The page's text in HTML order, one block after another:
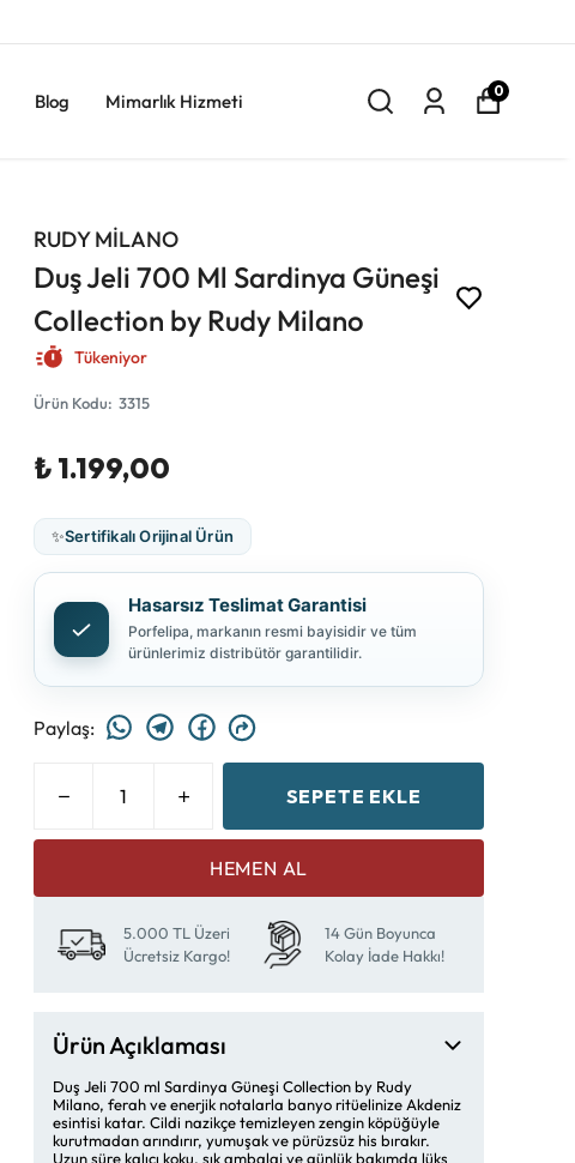
Blog Mimarlık Hizmeti 0
RUDY MİLANO
Duş Jeli 700 Ml Sardinya Güneşi
Collection by Rudy Milano
Tükeniyor
Ürün Kodu: 3315
₺ 1.199,00
✨Sertifikalı Orijinal Ürün
Hasarsız Teslimat Garantisi
Porfelipa, markanın resmi bayisidir ve tüm
ürünlerimiz distribütör garantilidir.
Paylaş:
SEPETE EKLE
HEMEN AL
5.000 TL Üzeri
Ücretsiz Kargo!
14 Gün Boyunca
Kolay İade Hakkı!
Ürün Açıklaması
Duş Jeli 700 ml Sardinya Güneşi Collection by Rudy
Milano, ferah ve enerjik notalarla banyo ritüelinize Akdeniz
esintisi katar. Cildi nazikçe temizleyen zengin köpüğüyle
kurutmadan arındırır, yumuşak ve pürüzsüz his bırakır.
Uzun süre kalıcı koku, şık ambalaj ve günlük bakımda lüks